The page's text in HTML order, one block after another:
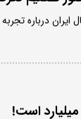
ایران درباره